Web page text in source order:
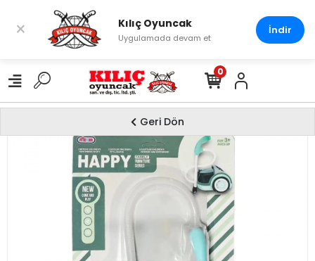
0
Geri Dön
× Kılıç Oyuncak
Uygulamada devam et
İndir